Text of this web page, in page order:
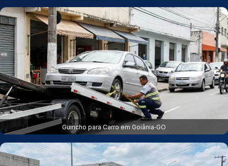
Guincho para Carro em Goiânia‑GO